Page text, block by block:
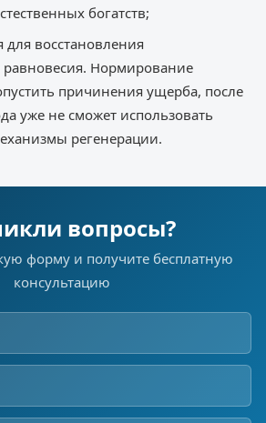
богатств;
для восстановления
равновесия. Нормирование
причинения ущерба, после
уже не сможет использовать
регенерации.
вопросы?
форму и получите бесплатную
консультацию